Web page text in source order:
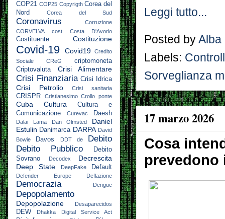
Leggi tutto...
Posted by Alba
Labels:
Sorveglianza
17 marzo 2026
Cosa
COP21 COP25 Copyrigth Corea del
Nord
Corea del Sud
Coronavirus
Corruzione
CORVELVA
cost Costa D'Avorio
Costituente Costituzione
Covid-19 Covid19
Credito
Sociale
CReG
criptomoneta
Criptovaluta
Crisi Alimentare
Crisi Finanziaria Crisi Idrica
Crisi Petrolio Crisi sanitaria
CRISPR Cristianesimo Crollo ponte
Cuba Cultura
Cultura e
Comunicazione
Curevac Daesh
Dalai Lama Dan Olmsted
Daniel
Estulin Danimarca DARPA David
Bowie
Davos DDT de
Debito
Debito Pubblico
Debito
Sovrano
Decodex
Decrescita
Deep State
DeepFake Default
Defender Europe Deflazione
Democrazia Dengue
Depopolamento
Depopolazione Desaparecidos
DEW Dhakka Digital Service Act